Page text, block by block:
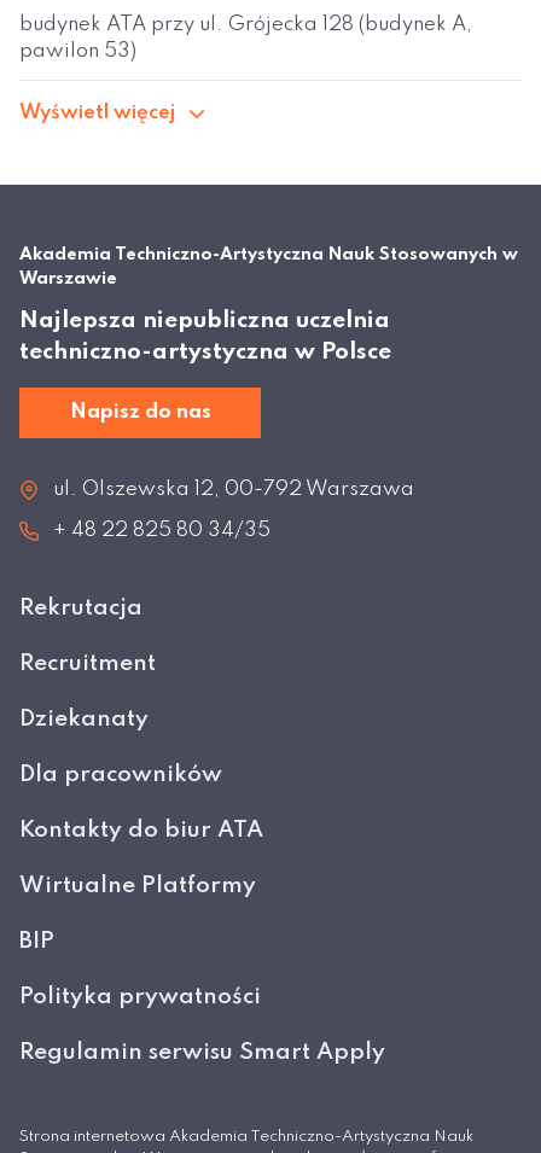
budynek ATA przy ul. Grójecka 128 (budynek A,
pawilon 53)
Wyświetl więcej
Akademia Techniczno-Artystyczna Nauk Stosowanych w
Warszawie
Najlepsza niepubliczna uczelnia
techniczno-artystyczna w Polsce
Napisz do nas
ul. Olszewska 12, 00-792 Warszawa
+ 48 22 825 80 34/35
Rekrutacja
Recruitment
Dziekanaty
Dla pracowników
Kontakty do biur ATA
Wirtualne Platformy
BIP
Polityka prywatności
Regulamin serwisu Smart Apply
Strona internetowa Akademia Techniczno-Artystyczna Nauk